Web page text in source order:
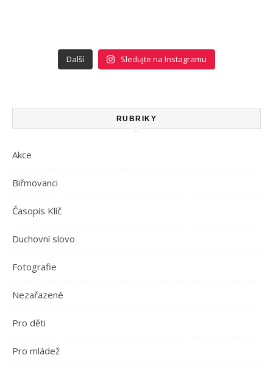
Další Sledujte na Instagramu
RUBRIKY
Akce
Biřmovanci
Časopis Klíč
Duchovní slovo
Fotografie
Nezařazené
Pro děti
Pro mládež